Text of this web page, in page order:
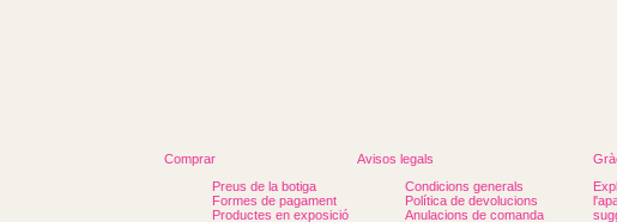
Comprar
Preus de la botiga
Formes de pagament
Productes en exposició
Avisos legals
Condicions generals
Política de devolucions
Anulacions de comanda